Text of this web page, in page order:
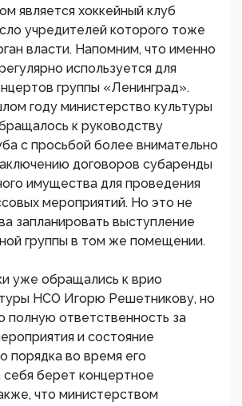
является хоккейный клуб
учредителей которого тоже
власти. Напомним, что именно
используется для
группы «Ленинград».
году министерство культуры
к руководству
с просьбой более внимательно
договоров субаренды
имущества для проведения
мероприятий. Но это не
запланировать выступление
группы в том же помещении.
уже обращались к врио
НСО Игорю Решетникову, но
полную ответственность за
и состояние
порядка во время его
себя берет концертное
что министерством